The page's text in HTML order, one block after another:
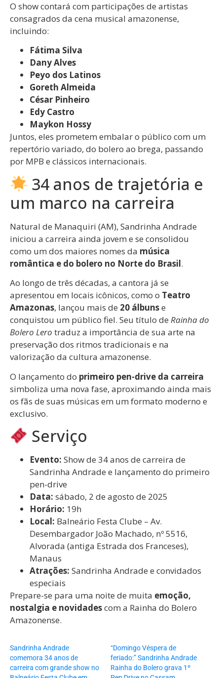
O show contará com participações de artistas
consagrados da cena musical amazonense,
incluindo:
Fátima Silva
Dany Alves
Peyo dos Latinos
Goreth Almeida
César Pinheiro
Edy Castro
Maykon Hossy
Juntos, eles prometem embalar o público com um
repertório variado, do bolero ao brega, passando
por MPB e clássicos internacionais.
34 anos de trajetória e
um marco na carreira
Natural de Manaquiri (AM), Sandrinha Andrade
iniciou a carreira ainda jovem e se consolidou
como um dos maiores nomes da música
romântica e do bolero no Norte do Brasil.
Ao longo de três décadas, a cantora já se
apresentou em locais icônicos, como o Teatro
Amazonas, lançou mais de 20 álbunse
conquistou um público fiel. Seu título de Rainha do
Bolero Lero traduz a importância de sua arte na
preservação dos ritmos tradicionais e na
valorização da cultura amazonense.
O lançamento do primeiro pen-drive da carreira
simboliza uma nova fase, aproximando ainda mais
os fãs de suas músicas em um formato moderno e
exclusivo.
Serviço
Evento: Show de 34 anos de carreira de
Sandrinha Andrade e lançamento do primeiro
pen-drive
Data: sábado, 2 de agosto de 2025
Horário: 19h
Local: Balneário Festa Clube – Av.
Desembargador João Machado, nº 5516,
Alvorada (antiga Estrada dos Franceses),
Manaus
Atrações: Sandrinha Andrade e convidados
especiais
Prepare-se para uma noite de muita emoção,
nostalgia e novidadescom a Rainha do Bolero
Amazonense.
Sandrinha Andrade
comemora 34 anos de
carreira com grande show no
“Domingo Véspera de
feriado:” Sandrinha Andrade
Rainha do Bolero grava 1º